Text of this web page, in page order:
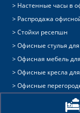
Настенные часы в
Распродажа
Стойки ресепшн
Офисные стулья
Офисная мебель
Офисные кресла
Офисные